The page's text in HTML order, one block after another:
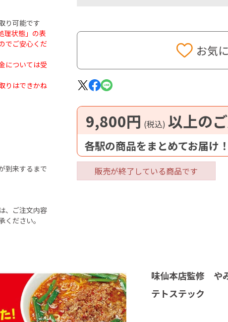
り可能です
理状態」の表
でご安心くだ
については受
りはできかね
到来するまで
、ご注文内容
ださい。
販売が終了している商品です
お気
9,800円 (税込) 以上の
各駅の商品をまとめてお届け！
味仙本店監修 や
テトステック